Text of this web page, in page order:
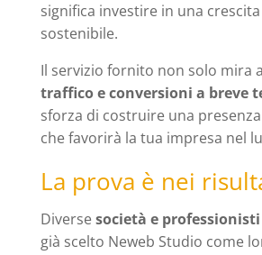
significa investire in una
sostenibile.
Il servizio fornito non solo mira
traffico e conversioni a breve
sforza di costruire una
che favorirà la tua impresa nel
La prova è nei
Diversesocietà e
già scelto Neweb Studio come